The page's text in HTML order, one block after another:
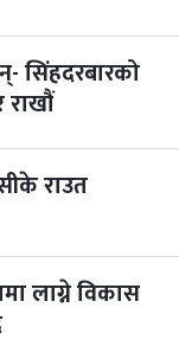
सिंहदरबारको
राउत
लाग्ने विकास